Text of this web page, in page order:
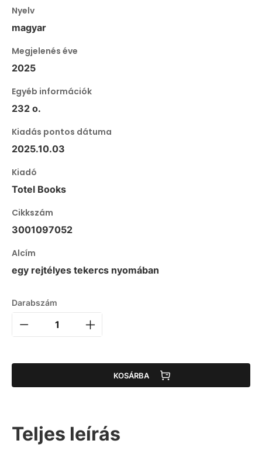
Nyelv
magyar
Megjelenés éve
2025
Egyéb információk
232 o.
Kiadás pontos dátuma
2025.10.03
Kiadó
Totel Books
Cikkszám
3001097052
Alcím
egy rejtélyes tekercs nyomában
Darabszám
KOSÁRBA
Teljes leírás